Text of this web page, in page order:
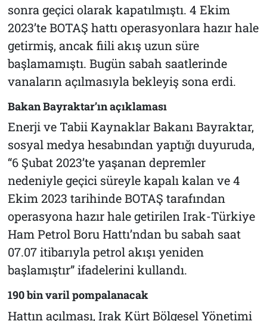
sonra geçici olarak kapatılmıştı. 4 Ekim
2023’te BOTAŞ hattı operasyonlara hazır hale
getirmiş, ancak fiili akış uzun süre
başlamamıştı. Bugün sabah saatlerinde
vanaların açılmasıyla bekleyiş sona erdi.
Bakan Bayraktar’ın açıklaması
Enerji ve Tabii Kaynaklar Bakanı Bayraktar,
sosyal medya hesabından yaptığı duyuruda,
“6 Şubat 2023’te yaşanan depremler
nedeniyle geçici süreyle kapalı kalan ve 4
Ekim 2023 tarihinde BOTAŞ tarafından
operasyona hazır hale getirilen Irak-Türkiye
Ham Petrol Boru Hattı’ndan bu sabah saat
07.07 itibarıyla petrol akışı yeniden
başlamıştır” ifadelerini kullandı.
190 bin varil pompalanacak
Hattın açılması, Irak Kürt Bölgesel Yönetimi